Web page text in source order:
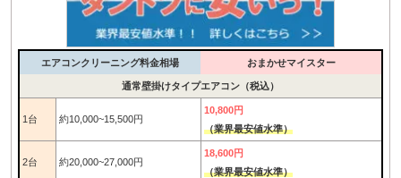
エアコンクリーニング料金相場 おまかせマイスター
通常壁掛けタイプエアコン（税込）
1台 約10,000~15,500円
10,800円
（業界最安値水準）
2台 約20,000~27,000円
18,600円
（業界最安値水準）